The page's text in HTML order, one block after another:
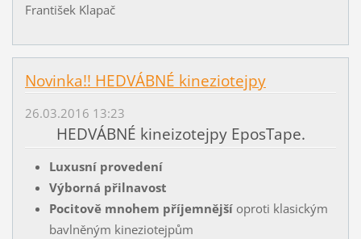
František Klapač
Novinka!! HEDVÁBNÉ kineziotejpy
26.03.2016 13:23
HEDVÁBNÉ kineizotejpy EposTape.
Luxusní provedení
Výborná přilnavost
Pocitově mnohem příjemnějšíoproti klasickým
bavlněným kineziotejpům